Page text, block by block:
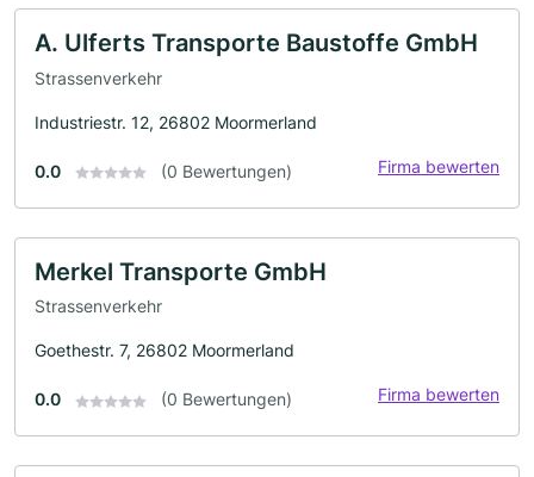
A. Ulferts Transporte Baustoffe GmbH
Strassenverkehr
Industriestr. 12, 26802 Moormerland
0.0 (0 Bewertungen) Firma bewerten
Merkel Transporte GmbH
Strassenverkehr
Goethestr. 7, 26802 Moormerland
0.0 (0 Bewertungen) Firma bewerten